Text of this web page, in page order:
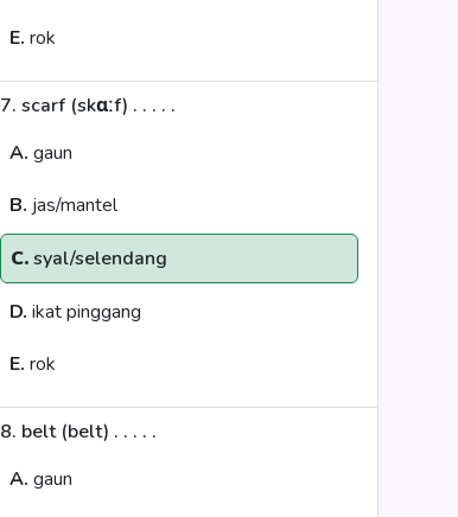
E. rok
7. scarf (skɑːf) . . . . .
A. gaun
B. jas/mantel
C.syal/selendang
D. ikat pinggang
E. rok
8. belt (belt) . . . . .
A. gaun